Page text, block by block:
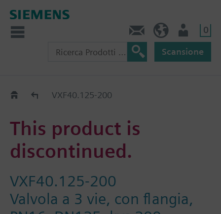
0
Scansione
Old2NewVXF40.125-200
This product is
discontinued.
VXF40.125-200
Valvola a 3 vie, con flangia,